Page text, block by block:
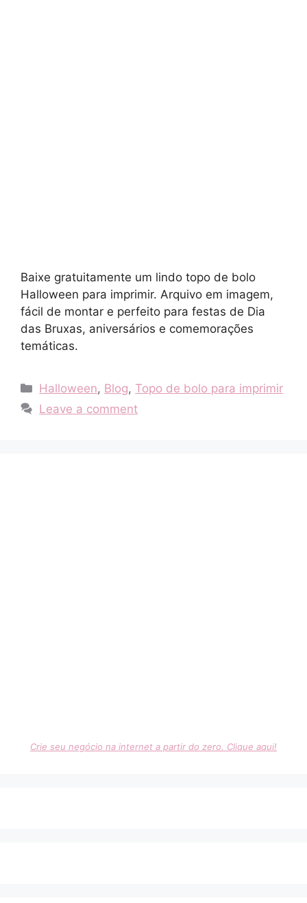
Baixe gratuitamente um lindo topo de bolo
Halloween para imprimir. Arquivo em imagem,
fácil de montar e perfeito para festas de Dia
das Bruxas, aniversários e comemorações
temáticas.
Categories
Halloween, Blog, Topo de bolo para imprimir
Leave a comment
Crie seu negócio na internet a partir do zero. Clique aqui!